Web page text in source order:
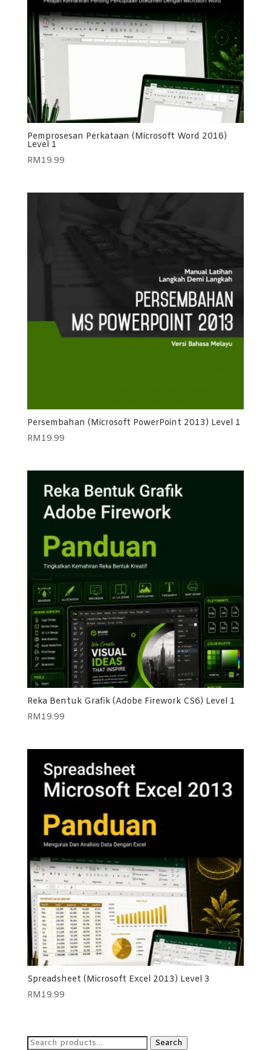
Pemprosesan Perkataan (Microsoft Word 2016)
Level 1
RM19.99
Persembahan (Microsoft PowerPoint 2013) Level 1
RM19.99
Reka Bentuk Grafik (Adobe Firework CS6) Level 1
RM19.99
Spreadsheet (Microsoft Excel 2013) Level 3
RM19.99
Search
Search